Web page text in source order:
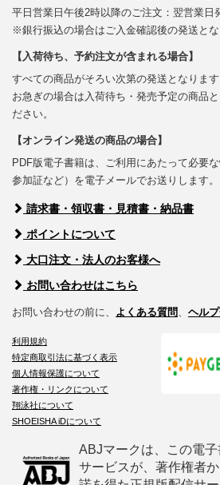
平日営業日午後2時以降のご注文：翌営業日
※銀行振込の場合はご入金確認後の発送とな
【入荷待ち、予約注文が含まれる場合】
すべての商品がそろい次第の発送となります
お急ぎの場合は入荷待ち・発売予定の商品
ださい。
【オンライン発送の商品の場合】
PDF版電子書籍は、ご利用にあたって必要
参加証など）を電子メールでお送りします。
請求書・領収書・見積書・納品書
ポイントについて
大口注文・法人のお客様へ
お問い合わせはこちら
お問い合わせの前に、 よくある質問、 ヘル
利用規約
特定商取引法に基づく表示
個人情報保護について
著作権・リンクについて
翔泳社について
SHOEISHA iDについて
ABJマークは、この電
サービスが、著作権者